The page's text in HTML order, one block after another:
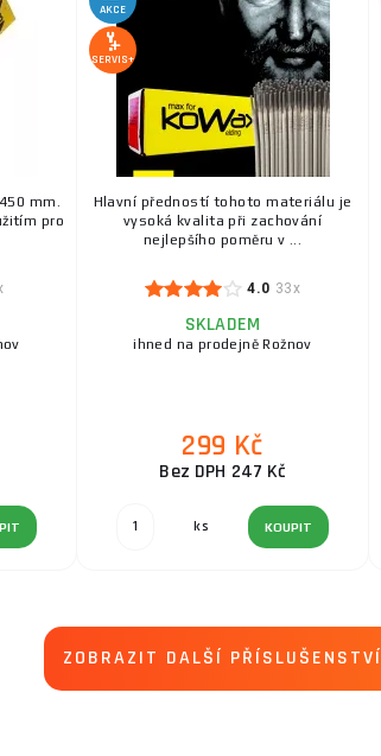
mm.
pro
AKCE
SERVIS+
Hlavní předností tohoto materiálu je
vysoká kvalita při zachování
nejlepšího poměru v ...
4.0 33x
SKLADEM
ihned na prodejně Rožnov
299 Kč
Bez DPH 247 Kč
ks KOUPIT
ZOBRAZIT DALŠÍ PŘÍSLUŠENSTVÍ